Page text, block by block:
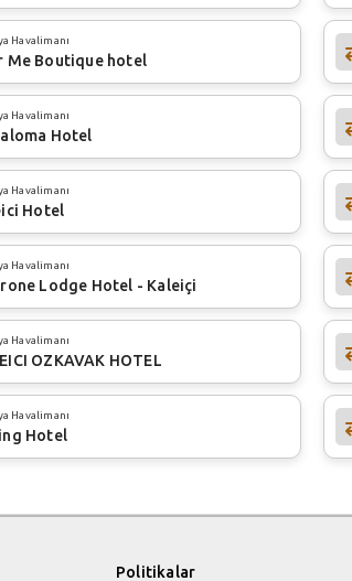
Havalimanı
Me Boutique hotel
Havalimanı
Hotel
Havalimanı
Hotel
Havalimanı
Lodge Hotel - Kaleiçi
Havalimanı
OZKAVAK HOTEL
Havalimanı
Hotel
Politikalar